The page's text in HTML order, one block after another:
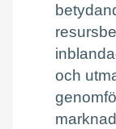
och